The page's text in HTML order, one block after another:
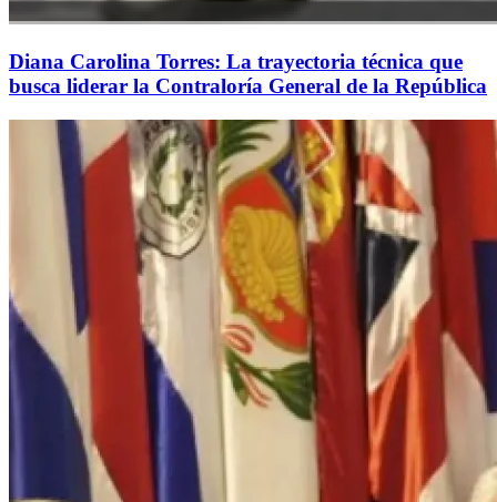
Diana Carolina Torres: La trayectoria técnica que
busca liderar la Contraloría General de la República